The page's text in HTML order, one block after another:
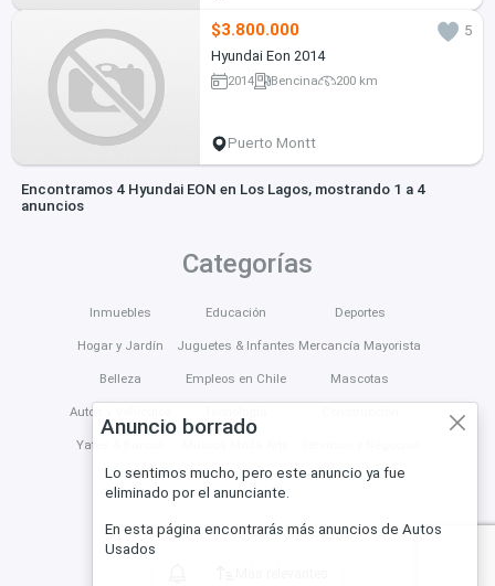
$3.800.000
5
Hyundai Eon 2014
2014 Bencina 200 km
Puerto Montt
Encontramos 4 Hyundai EON en Los Lagos, mostrando 1 a 4
anuncios
Anuncio borrado
Lo sentimos mucho, pero este anuncio ya fue
eliminado por el anunciante.
En esta página encontrarás más anuncios de Autos
Usados
Categorías
Inmuebles
Hogar y Jardín
Belleza
Autos y Vehículos
Yates & Barcos
Educación
Juguetes & Infantes
Empleos en Chile
Deportes
Mercancía Mayorista
Mascotas